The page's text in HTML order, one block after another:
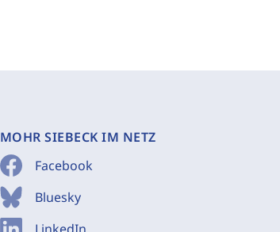
MOHR SIEBECK IM NETZ
Facebook
Bluesky